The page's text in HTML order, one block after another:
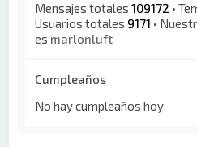
Mensajes totales109172 •
Usuarios totales 9171 •
es marlonluft
Cumpleaños
No hay cumpleaños hoy.